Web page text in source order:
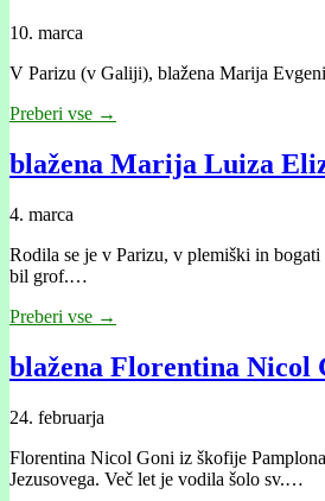
10. marca
V Parizu (v Galiji), blažena Marija
Preberi vse →
blažena Marija Luiza
4. marca
Rodila se je v Parizu, v plemiški in
bil grof.…
Preberi vse →
blažena Florentina Nicol
24. februarja
Florentina Nicol Goni iz škofije
Jezusovega. Več let je vodila šolo sv.…